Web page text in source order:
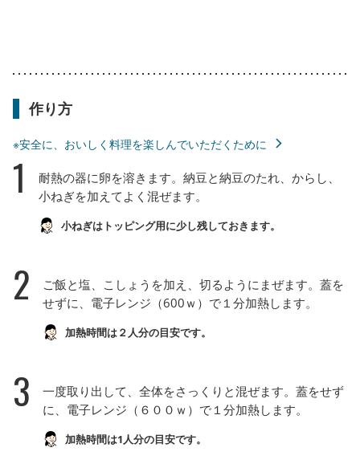
作り方
※安全に、おいしく料理を楽しんでいただくために
1
耐熱の器に卵を溶きます。納豆と納豆のたれ、からし、
小ねぎを加えてよく混ぜます。
小ねぎはトッピング用に少し残しておきます。
2
ご飯と塩、こしょうを加え、切るようにまぜます。蓋を
せずに、電子レンジ（600ｗ）で１分加熱します。
加熱時間は２人分の目安です。
3
一度取り出して、全体をさっくりと混ぜます。蓋をせず
に、電子レンジ（６００ｗ）で１分加熱します。
加熱時間は1人分の目安です。